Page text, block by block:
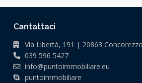
Cantattaci
Via Libertà, 191 | 20863
039 596 5427
info@puntoimmobiliare.eu
puntoimmobiliare